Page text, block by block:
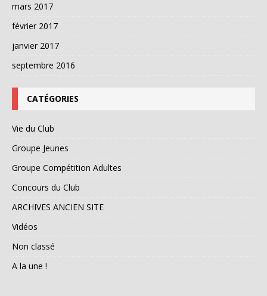
mars 2017
février 2017
janvier 2017
septembre 2016
CATÉGORIES
Vie du Club
Groupe Jeunes
Groupe Compétition Adultes
Concours du Club
ARCHIVES ANCIEN SITE
Vidéos
Non classé
A la une !